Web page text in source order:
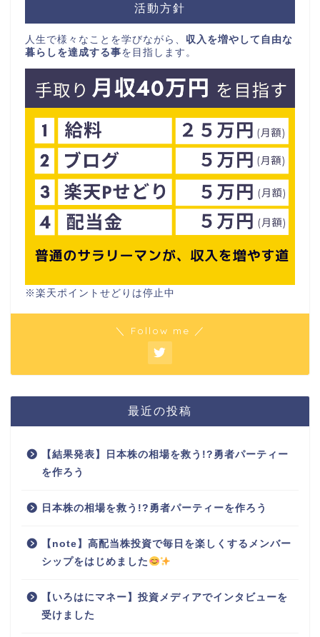
活動方針
人生で様々なことを学びながら、 収入を増やして自由な
暮らしを達成する事を目指します。
※楽天ポイントせどりは停止中
＼ Follow me ／
最近の投稿
【結果発表】日本株の相場を救う!?勇者パーティー
を作ろう
日本株の相場を救う!?勇者パーティーを作ろう
【note】高配当株投資で毎日を楽しくするメンバー
シップをはじめました
【いろはにマネー】投資メディアでインタビューを
受けました